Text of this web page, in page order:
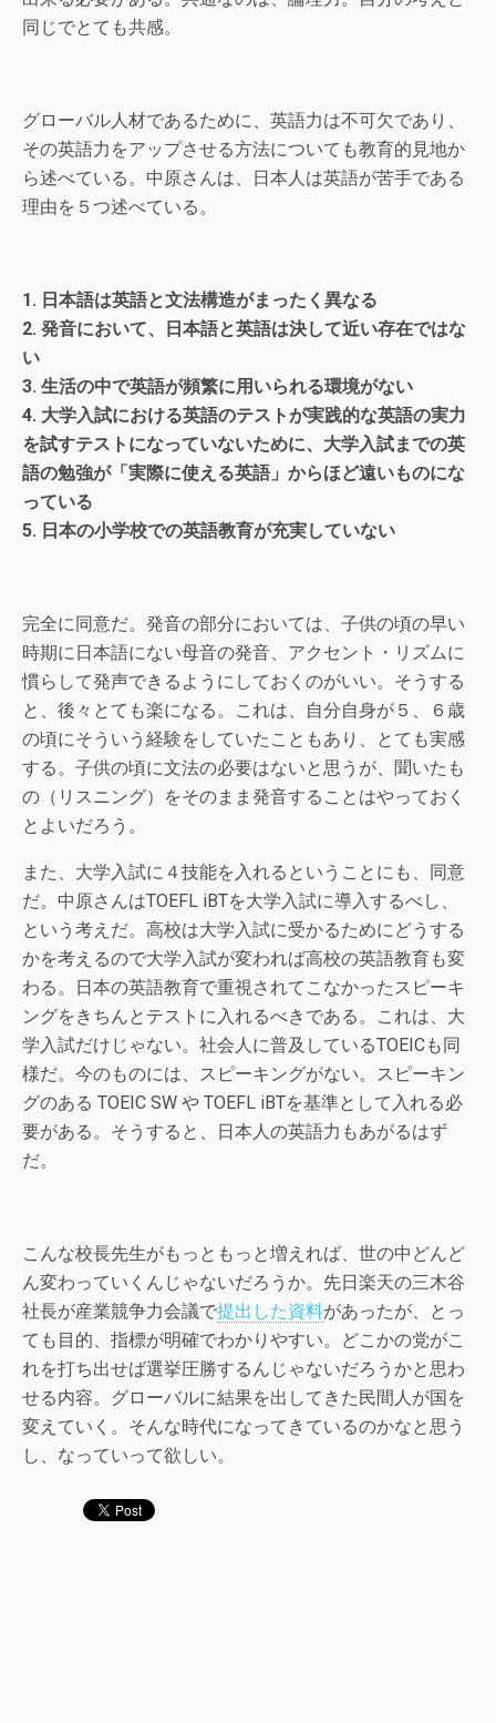
同じでとても共感。
グローバル人材であるために、英語力は不可欠であり、
その英語力をアップさせる方法についても教育的見地か
ら述べている。中原さんは、日本人は英語が苦手である
理由を５つ述べている。
1. 日本語は英語と文法構造がまったく異なる
2. 発音において、日本語と英語は決して近い存在ではな
い
3. 生活の中で英語が頻繁に用いられる環境がない
4. 大学入試における英語のテストが実践的な英語の実力
を試すテストになっていないために、大学入試までの英
語の勉強が「実際に使える英語」からほど遠いものにな
っている
5. 日本の小学校での英語教育が充実していない
完全に同意だ。発音の部分においては、子供の頃の早い
時期に日本語にない母音の発音、アクセント・リズムに
慣らして発声できるようにしておくのがいい。そうする
と、後々とても楽になる。これは、自分自身が５、６歳
の頃にそういう経験をしていたこともあり、とても実感
する。子供の頃に文法の必要はないと思うが、聞いたも
の（リスニング）をそのまま発音することはやっておく
とよいだろう。
また、大学入試に４技能を入れるということにも、同意
だ。中原さんはTOEFL iBTを大学入試に導入するべし、
という考えだ。高校は大学入試に受かるためにどうする
かを考えるので大学入試が変われば高校の英語教育も変
わる。日本の英語教育で重視されてこなかったスピーキ
ングをきちんとテストに入れるべきである。これは、大
学入試だけじゃない。社会人に普及しているTOEICも同
様だ。今のものには、スピーキングがない。スピーキン
グのある TOEIC SW や TOEFL iBTを基準として入れる必
要がある。そうすると、日本人の英語力もあがるはず
だ。
こんな校長先生がもっともっと増えれば、世の中どんど
ん変わっていくんじゃないだろうか。先日楽天の三木谷
社長が産業競争力会議で提出した資料があったが、とっ
ても目的、指標が明確でわかりやすい。どこかの党がこ
れを打ち出せば選挙圧勝するんじゃないだろうかと思わ
せる内容。グローバルに結果を出してきた民間人が国を
変えていく。そんな時代になってきているのかなと思う
し、なっていって欲しい。